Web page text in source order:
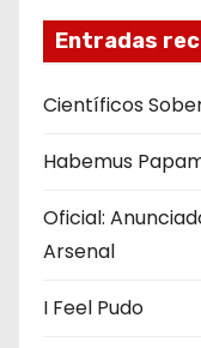
r
a
d
a
s
Entradas
Científicos
Habemus
Oficial:
Arsenal
I Feel Pudo